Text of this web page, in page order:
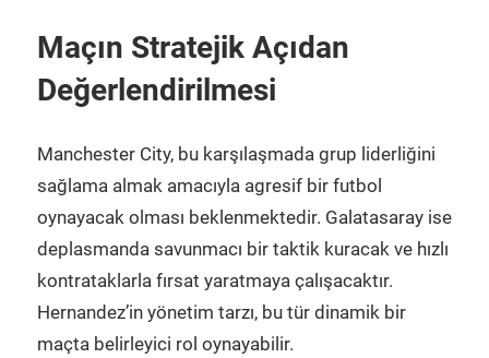
Maçın Stratejik Açıdan
Değerlendirilmesi
Manchester City, bu karşılaşmada grup liderliğini
sağlama almak amacıyla agresif bir futbol
oynayacak olması beklenmektedir. Galatasaray ise
deplasmanda savunmacı bir taktik kuracak ve hızlı
kontrataklarla fırsat yaratmaya çalışacaktır.
Hernandez’in yönetim tarzı, bu tür dinamik bir
maçta belirleyici rol oynayabilir.